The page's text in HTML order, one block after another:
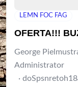
LEMN FOC FAG
OFERTA!!!
George
Administrator
·